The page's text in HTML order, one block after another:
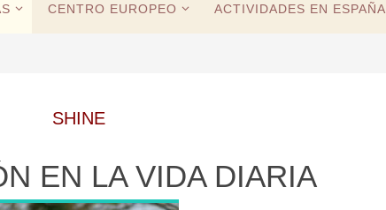
CENTRO EUROPEO ACTIVIDADES EN ESPAÑA
SHINE
EN LA VIDA DIARIA